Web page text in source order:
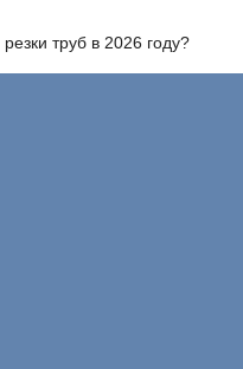
труб в 2026 году?